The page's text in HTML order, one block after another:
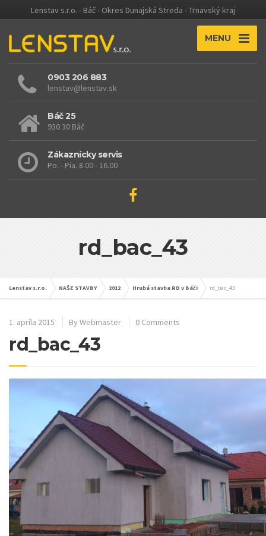
Lenstav s.r.o. - Báč - Okres Dunajská Streda - Trnavský kraj
MENU
0903 206 883
lenstav@lenstav.sk
Báč 25
930 30 Báč
Zákaznícky servis
Po. - Pia. 8.00 - 16.00
rd_bac_43
Lenstav s.r.o. NAŠE STAVBY 2012 Hrubá stavba RD v Báči rd_bac_43
1. apríla 2015 By Webmaster 0 Comments
rd_bac_43